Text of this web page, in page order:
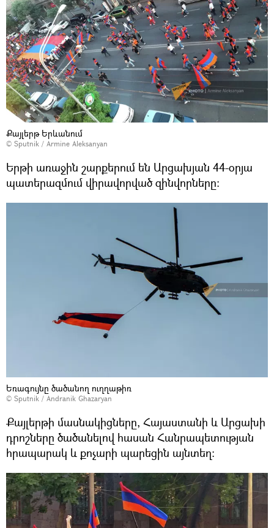
Քայլերթ Երևանում
© Sputnik / Armine Aleksanyan
Երթի առաջին շարքերում են Արցախյան 44-օրյա
պատերազմում վիրավորված զինվորները։
Եռագույնը ծածանող ուղղաթիռ
© Sputnik / Andranik Ghazaryan
Քայլերթի մասնակիցները, Հայաստանի և Արցախի
դրոշները ծածանելով հասան Հանրապետության
հրապարակ և քոչարի պարեցին այնտեղ։